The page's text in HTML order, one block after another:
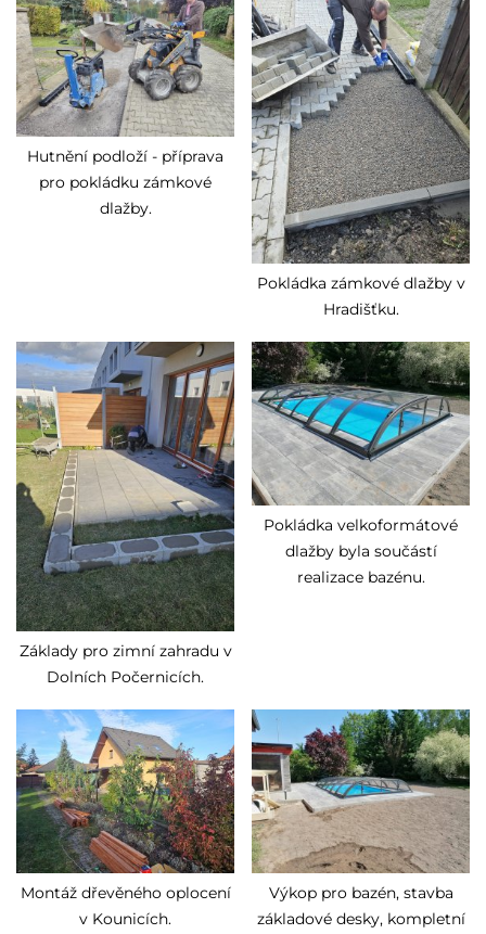
Hutnění podloží - příprava
pro pokládku zámkové
dlažby.
Pokládka zámkové dlažby v
Hradišťku.
Základy pro zimní zahradu v
Dolních Počernicích.
Pokládka velkoformátové
dlažby byla součástí
realizace bazénu.
Montáž dřevěného oplocení
v Kounicích.
Výkop pro bazén, stavba
základové desky, kompletní